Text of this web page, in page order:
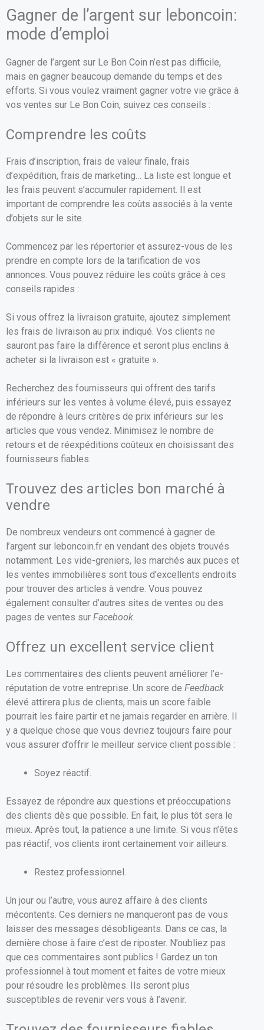
Gagner de l’argent sur leboncoin:
mode d’emploi
Gagner de l’argent sur Le Bon Coin n’est pas difficile,
mais en gagner beaucoup demande du temps et des
efforts. Si vous voulez vraiment gagner votre vie grâce à
vos ventes sur Le Bon Coin, suivez ces conseils :
Comprendre les coûts
Frais d’inscription, frais de valeur finale, frais
d’expédition, frais de marketing… La liste est longue et
les frais peuvent s’accumuler rapidement. Il est
important de comprendre les coûts associés à la vente
d’objets sur le site.
Commencez par les répertorier et assurez-vous de les
prendre en compte lors de la tarification de vos
annonces. Vous pouvez réduire les coûts grâce à ces
conseils rapides :
Si vous offrez la livraison gratuite, ajoutez simplement
les frais de livraison au prix indiqué. Vos clients ne
sauront pas faire la différence et seront plus enclins à
acheter si la livraison est « gratuite ».
Recherchez des fournisseurs qui offrent des tarifs
inférieurs sur les ventes à volume élevé, puis essayez
de répondre à leurs critères de prix inférieurs sur les
articles que vous vendez. Minimisez le nombre de
retours et de réexpéditions coûteux en choisissant des
fournisseurs fiables.
Trouvez des articles bon marché à
vendre
De nombreux vendeurs ont commencé à gagner de
l’argent sur leboncoin.fr en vendant des objets trouvés
notamment. Les vide-greniers, les marchés aux puces et
les ventes immobilières sont tous d’excellents endroits
pour trouver des articles à vendre. Vous pouvez
également consulter d’autres sites de ventes ou des
pages de ventes sur Facebook.
Offrez un excellent service client
Les commentaires des clients peuvent améliorer l’e-
réputation de votre entreprise. Un score de Feedback
élevé attirera plus de clients, mais un score faible
pourrait les faire partir et ne jamais regarder en arrière. Il
y a quelque chose que vous devriez toujours faire pour
vous assurer d’offrir le meilleur service client possible :
Soyez réactif.
Essayez de répondre aux questions et préoccupations
des clients dès que possible. En fait, le plus tôt sera le
mieux. Après tout, la patience a une limite. Si vous n’êtes
pas réactif, vos clients iront certainement voir ailleurs.
Restez professionnel.
Un jour ou l’autre, vous aurez affaire à des clients
mécontents. Ces derniers ne manqueront pas de vous
laisser des messages désobligeants. Dans ce cas, la
dernière chose à faire c’est de riposter. N’oubliez pas
que ces commentaires sont publics ! Gardez un ton
professionnel à tout moment et faites de votre mieux
pour résoudre les problèmes. Ils seront plus
susceptibles de revenir vers vous à l’avenir.